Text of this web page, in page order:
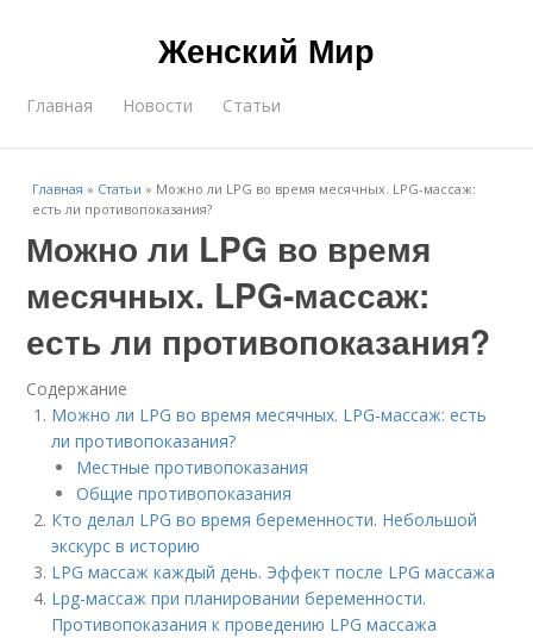
Женский Мир
Главная Новости Статьи
Главная » Статьи » Можно ли LPG во время месячных. LPG-массаж:
есть ли противопоказания?
Можно ли LPG во время
месячных. LPG-массаж:
есть ли противопоказания?
Содержание
Можно ли LPG во время месячных. LPG-массаж: есть
ли противопоказания?
Местные противопоказания
Общие противопоказания
Кто делал LPG во время беременности. Небольшой
экскурс в историю
LPG массаж каждый день. Эффект после LPG массажа
Lpg-массаж при планировании беременности.
Противопоказания к проведению LPG массажа